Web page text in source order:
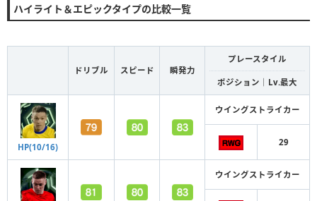
ハイライト＆エピックタイプの比較一覧
ドリブル スピード 瞬発力
プレースタイル
ポジション｜Lv.最大
HP(10/16)
ウイングストライカー
29
ウイングストライカー